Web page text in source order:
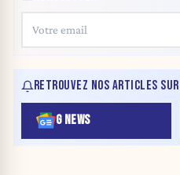
RETROUVEZ NOS ARTICLES SUR
G NEWS